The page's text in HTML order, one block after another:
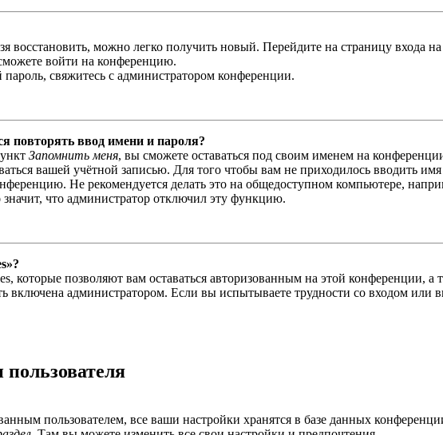
восстановить, можно легко получить новый. Перейдите на страницу входа
войти на конференцию.
свяжитесь с администратором конференции.
повторять ввод имени и пароля?
Запомнить меня, вы сможете оставаться под своим именем на
вашей учётной записью. Для того чтобы вам не приходилось вводить
Не рекомендуется делать это на общедоступном компьютере,
значит, что администратор отключил эту функцию.
которые позволяют вам оставаться авторизованным на этой
включена администратором. Если вы испытываете трудности со входом
пользователем, все ваши настройки хранятся в базе данных